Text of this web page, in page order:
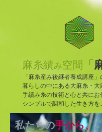
麻糸績み空間 「
「麻糸産み後継者養成講座」
暮らしの中にある大麻糸・大
手績み糸の技術と心と共にお
シンプルで調和した生き方を
私たちの手から、